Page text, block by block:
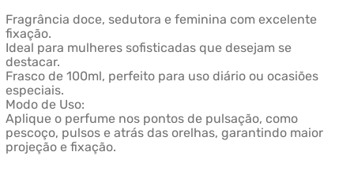
Fragrância doce, sedutora e feminina com excelente
fixação.
Ideal para mulheres sofisticadas que desejam se
destacar.
Frasco de 100ml, perfeito para uso diário ou ocasiões
especiais.
Modo de Uso:
Aplique o perfume nos pontos de pulsação, como
pescoço, pulsos e atrás das orelhas, garantindo maior
projeção e fixação.